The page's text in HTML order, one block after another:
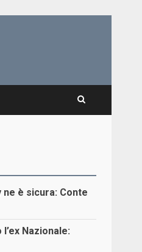
ne è sicura: Conte
Nazionale: